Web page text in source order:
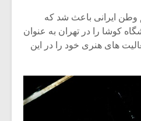
ایرانی باعث شد که
کوشا را در تهران به عنوان
های هنری خود را در این